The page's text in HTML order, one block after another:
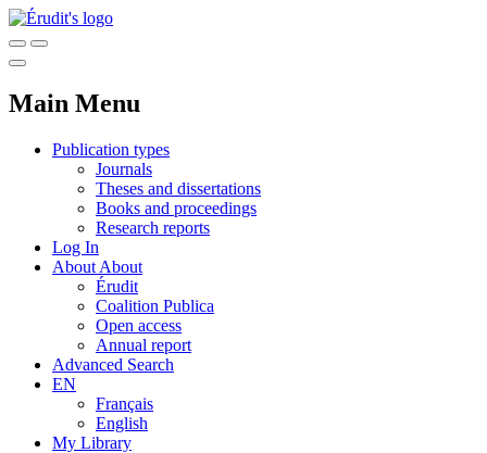
Main Menu
Publication types
Journals
Theses and dissertations
Books and proceedings
Research reports
Log In
About About
Érudit
Coalition Publica
Open access
Annual report
Advanced Search
EN
Français
English
My Library